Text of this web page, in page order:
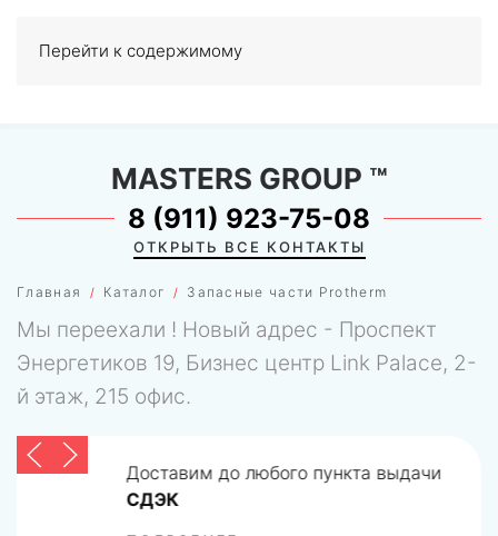
Перейти к содержимому
0
Главная Каталог Запасные части Protherm
MASTERS GROUP ™
8 (911) 923-75-08
ОТКРЫТЬ ВСЕ КОНТАКТЫ
Мы переехали ! Новый адрес - Проспект
Энергетиков 19, Бизнес центр Link Palace, 2-
й этаж, 215 офис.
Доставим до любого пункта выдачи
СДЭК